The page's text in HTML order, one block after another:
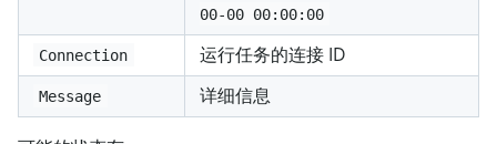
00-00 00:00:00
Connection 运行任务的连接 ID
Message 详细信息